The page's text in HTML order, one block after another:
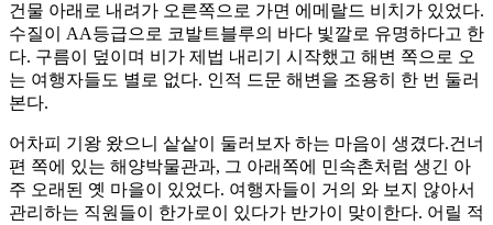
건물 아래로 내려가 오른쪽으로 가면 에메랄드 비치가 있었다.
수질이 AA등급으로 코발트블루의 바다 빛깔로 유명하다고 한
다. 구름이 덮이며 비가 제법 내리기 시작했고 해변 쪽으로 오
는 여행자들도 별로 없다. 인적 드문 해변을 조용히 한 번 둘러
본다.
어차피 기왕 왔으니 샅샅이 둘러보자 하는 마음이 생겼다.건너
편 쪽에 있는 해양박물관과, 그 아래쪽에 민속촌처럼 생긴 아
주 오래된 옛 마을이 있었다. 여행자들이 거의 와 보지 않아서
관리하는 직원들이 한가로이 있다가 반가이 맞이한다. 어릴 적